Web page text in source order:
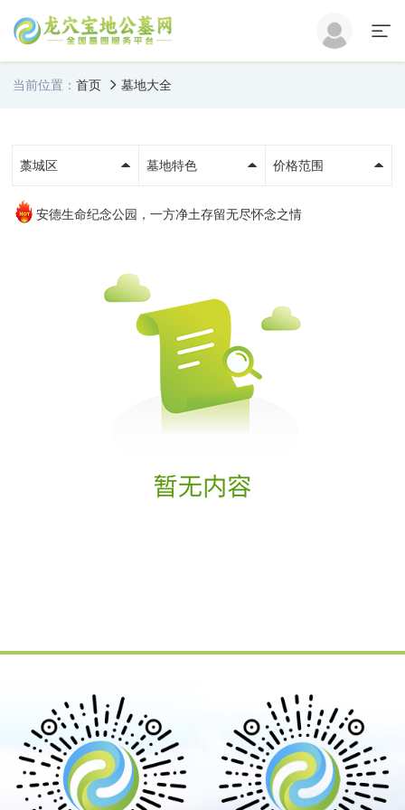
当前位置： 首页 墓地大全
藁城区 墓地特色 价格范围
安德生命纪念公园，一方净土存留无尽怀念之情